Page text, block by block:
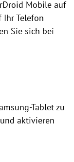
Mobile auf
Ihr Telefon
Sie sich bei
Tablet zu
und aktivieren